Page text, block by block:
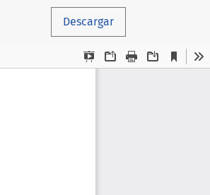
Descargar